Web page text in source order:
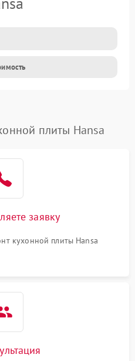
плиты Hansa
заявку
кухонной плиты Hansa